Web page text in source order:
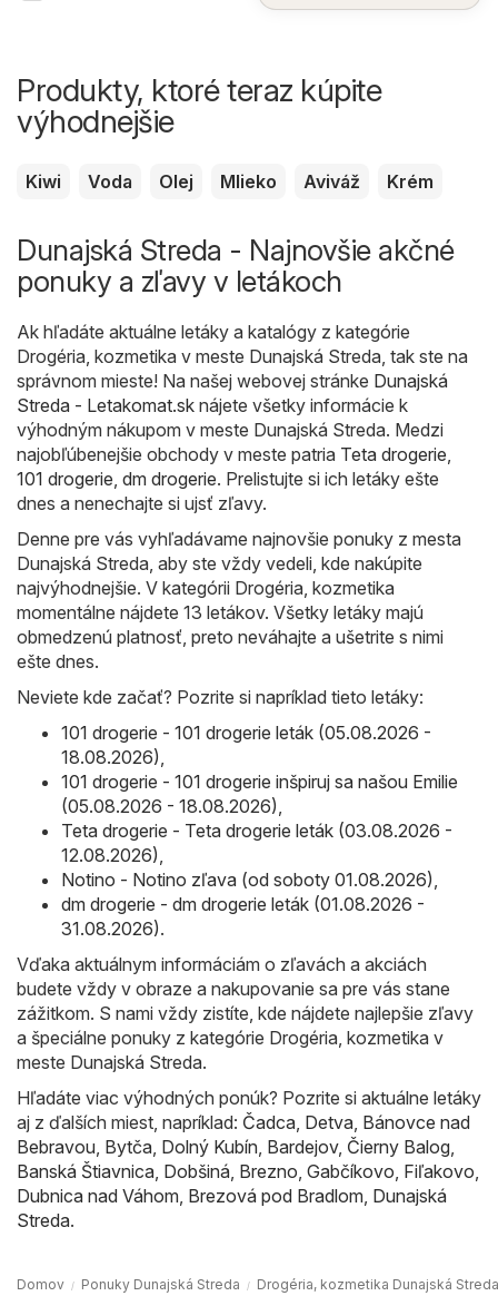
Produkty, ktoré teraz kúpite
výhodnejšie
Kiwi Voda Olej Mlieko Aviváž Krém
Dunajská Streda - Najnovšie akčné
ponuky a zľavy v letákoch
Ak hľadáte aktuálne letáky a katalógy z kategórie
Drogéria, kozmetika v meste Dunajská Streda, tak ste na
správnom mieste! Na našej webovej stránke Dunajská
Streda - Letakomat.sk nájete všetky informácie k
výhodným nákupom v meste Dunajská Streda. Medzi
najobľúbenejšie obchody v meste patria Teta drogerie
101 drogerie dm drogerie. Prelistujte si ich letáky ešte
dnes a nenechajte si ujsť zľavy.
Denne pre vás vyhľadávame najnovšie ponuky z mesta
Dunajská Streda, aby ste vždy vedeli, kde nakúpite
najvýhodnejšie. V kategórii Drogéria, kozmetika
momentálne nájdete 13 letákov. Všetky letáky majú
obmedzenú platnosť, preto neváhajte a ušetrite s nimi
ešte dnes.
Neviete kde začať? Pozrite si napríklad tieto letáky:
101 drogerie - 101 drogerie leták (05.08.2026 -
18.08.2026)
101 drogerie - 101 drogerie inšpiruj sa našou Emilie
(05.08.2026 - 18.08.2026)
Teta drogerie - Teta drogerie leták (03.08.2026 -
12.08.2026)
Notino - Notino zľava (od soboty 01.08.2026)
dm drogerie - dm drogerie leták (01.08.2026 -
31.08.2026).
Vďaka aktuálnym informáciám o zľavách a akciách
budete vždy v obraze a nakupovanie sa pre vás stane
zážitkom. S nami vždy zistíte, kde nájdete najlepšie zľavy
a špeciálne ponuky z kategórie Drogéria, kozmetika v
meste Dunajská Streda.
Hľadáte viac výhodných ponúk? Pozrite si aktuálne letáky
aj z ďalších miest, napríklad: Čadca Detva Bánovce nad
Bebravou Bytča Dolný Kubín Bardejov, Čierny Balog
Banská Štiavnica Dobšiná Brezno Gabčíkovo Fiľakovo
Dubnica nad Váhom Brezová pod Bradlom Dunajská
Streda.
Domov Ponuky Dunajská Streda Drogéria, kozmetika Dunajská Streda